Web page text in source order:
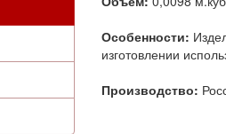
Особенности:
изготовлении
Производство: